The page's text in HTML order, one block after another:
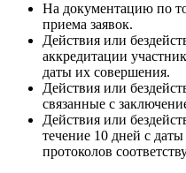
На документацию по
приема заявок.
Действия или
аккредитации
даты их совершения.
Действия или
связанные с
Действия или
течение 10 дней с
протоколов